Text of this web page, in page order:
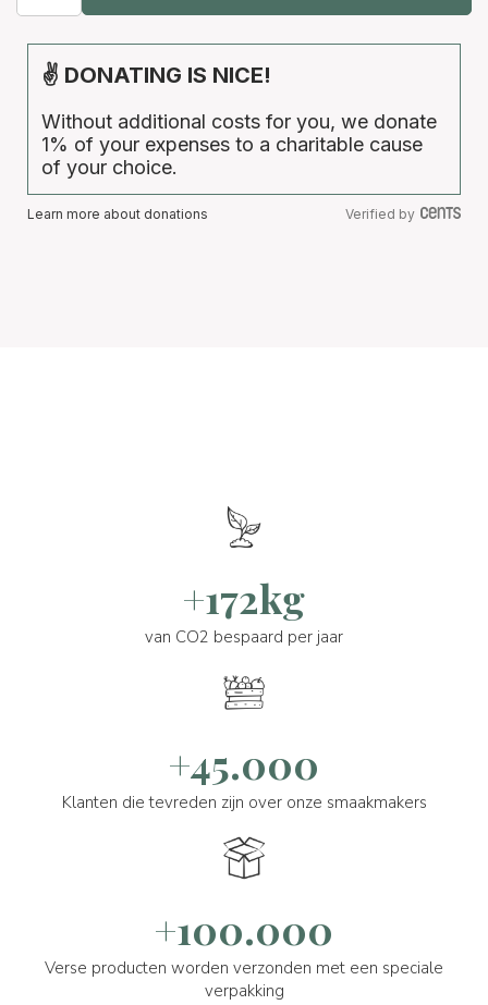
✌ DONATING IS NICE!
Without additional costs for you, we donate
1% of your expenses to a charitable cause
of your choice.
Learn more about donations Verified by
+172kg
van CO2 bespaard per jaar
+45.000
Klanten die tevreden zijn over onze smaakmakers
+100.000
Verse producten worden verzonden met een speciale
verpakking